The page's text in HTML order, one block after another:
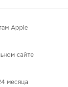
Apple
сайте
месяца